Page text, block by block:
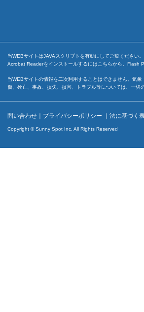
当WEBサイトはJAVAスクリプトを有効にしてご覧くださ
Acrobat Readerをインストールするには こちらから。Flash
当WEBサイトの情報を二次利用することはできません。気
傷、死亡、事故、損失、損害、トラブル等については、一
問い合わせ プライバシーポリシー 法に基づく
Copyright © Sunny Spot Inc. All Rights Reserved